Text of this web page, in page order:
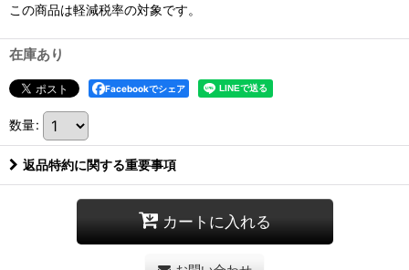
この商品は軽減税率の対象です。
在庫あり
Facebookでシェア
数量:
返品特約に関する重要事項
カートに入れる